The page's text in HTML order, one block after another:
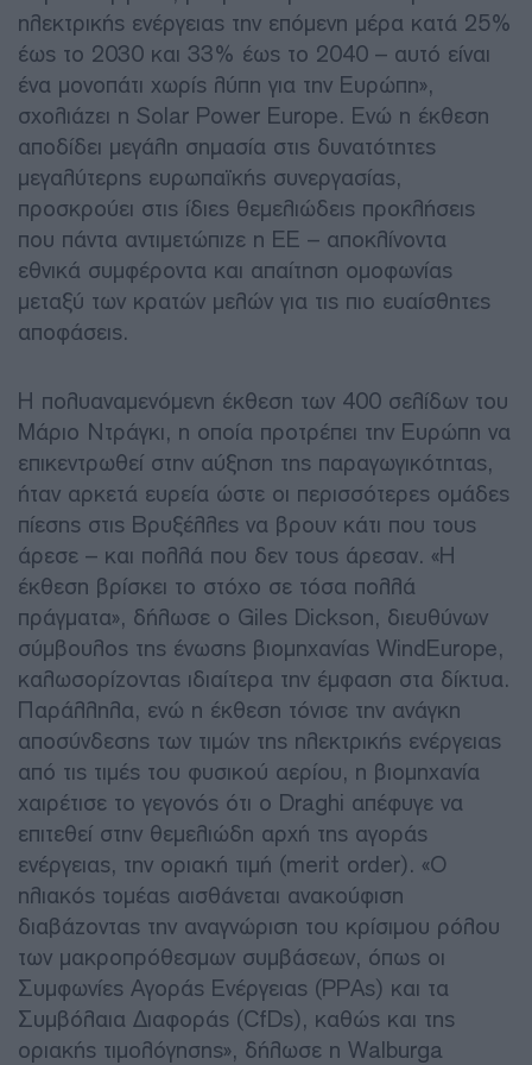
ηλεκτρικής ενέργειας την επόμενη μέρα κατά 25%
έως το 2030 και 33% έως το 2040 – αυτό είναι
ένα μονοπάτι χωρίς λύπη για την Ευρώπη»,
σχολιάζει η Solar Power Europe. Ενώ η έκθεση
αποδίδει μεγάλη σημασία στις δυνατότητες
μεγαλύτερης ευρωπαϊκής συνεργασίας,
προσκρούει στις ίδιες θεμελιώδεις προκλήσεις
που πάντα αντιμετώπιζε η ΕΕ – αποκλίνοντα
εθνικά συμφέροντα και απαίτηση ομοφωνίας
μεταξύ των κρατών μελών για τις πιο ευαίσθητες
αποφάσεις.
Η πολυαναμενόμενη έκθεση των 400 σελίδων του
Μάριο Ντράγκι, η οποία προτρέπει την Ευρώπη να
επικεντρωθεί στην αύξηση της παραγωγικότητας,
ήταν αρκετά ευρεία ώστε οι περισσότερες ομάδες
πίεσης στις Βρυξέλλες να βρουν κάτι που τους
άρεσε – και πολλά που δεν τους άρεσαν. «Η
έκθεση βρίσκει το στόχο σε τόσα πολλά
πράγματα», δήλωσε ο Giles Dickson, διευθύνων
σύμβουλος της ένωσης βιομηχανίας WindEurope,
καλωσορίζοντας ιδιαίτερα την έμφαση στα δίκτυα.
Παράλληλα, ενώ η έκθεση τόνισε την ανάγκη
αποσύνδεσης των τιμών της ηλεκτρικής ενέργειας
από τις τιμές του φυσικού αερίου, η βιομηχανία
χαιρέτισε το γεγονός ότι ο Draghi απέφυγε να
επιτεθεί στην θεμελιώδη αρχή της αγοράς
ενέργειας, την οριακή τιμή (merit order). «Ο
ηλιακός τομέας αισθάνεται ανακούφιση
διαβάζοντας την αναγνώριση του κρίσιμου ρόλου
των μακροπρόθεσμων συμβάσεων, όπως οι
Συμφωνίες Αγοράς Ενέργειας (PPAs) και τα
Συμβόλαια Διαφοράς (CfDs), καθώς και της
οριακής τιμολόγησης», δήλωσε η Walburga